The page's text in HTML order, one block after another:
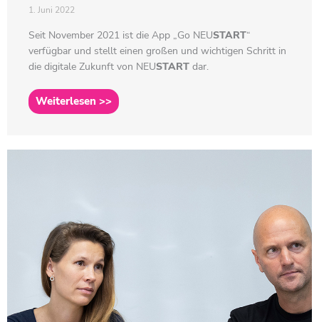
1. Juni 2022
Seit November 2021 ist die App „Go NEUSTART“
verfügbar und stellt einen großen und wichtigen Schritt in
die digitale Zukunft von NEUSTART dar.
Weiterlesen >>